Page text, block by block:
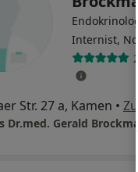
Internist,
Str. 27 a, Kamen •